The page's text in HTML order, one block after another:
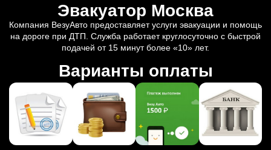
Эвакуатор Москва
Компания ВезуАвто предоставляет услуги эвакуации и помощь
на дороге при ДТП. Служба работает круглосуточно с быстрой
подачей от 15 минут более «10» лет.
Варианты оплаты